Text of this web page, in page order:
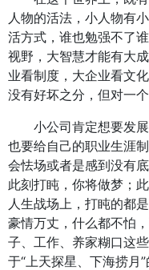
人物的活法，小人物有
活方式，谁也勉强不了
视野，大智慧才能有大
业看制度，大企业看文
没有好坏之分，但对一
小公司肯定想要发展
也要给自己的职业生涯
会怯场或者是感到没有
此刻打盹，你将做梦；
人生战场上，打盹的都
豪情万丈，什么都不怕
子、工作、养家糊口这
于“上天探星、下海捞月